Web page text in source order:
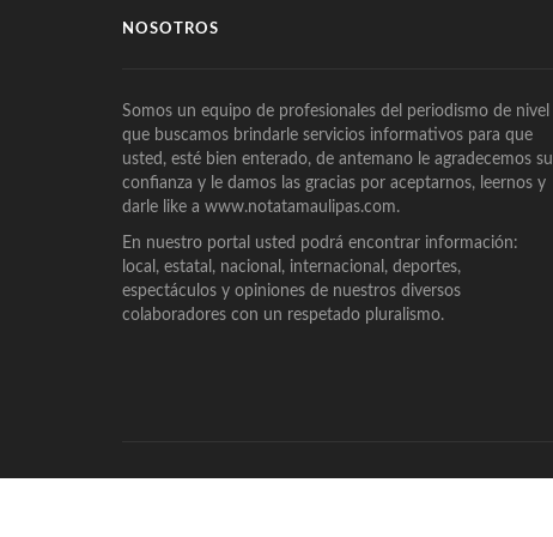
NOSOTROS
Somos un equipo de profesionales del periodismo de nivel
que buscamos brindarle servicios informativos para que
usted, esté bien enterado, de antemano le agradecemos su
confianza y le damos las gracias por aceptarnos, leernos y
darle like a www.notatamaulipas.com.
En nuestro portal usted podrá encontrar información:
local, estatal, nacional, internacional, deportes,
espectáculos y opiniones de nuestros diversos
colaboradores con un respetado pluralismo.